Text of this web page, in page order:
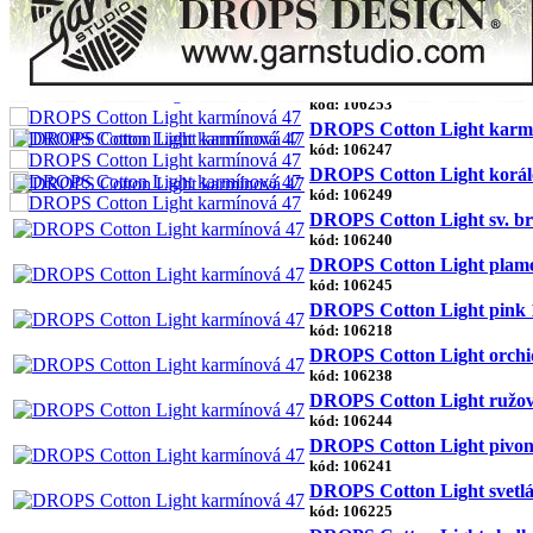
kód: 106236
DROPS Cotton Light
kód: 106235
DROPS Cotton Light
kód: 106253
DROPS Cotton Light
kód: 106247
DROPS Cotton Light
kód: 106249
DROPS Cotton Light sv.
kód: 106240
DROPS Cotton Light
kód: 106245
DROPS Cotton Light pink
kód: 106218
DROPS Cotton Light
kód: 106238
DROPS Cotton Light
kód: 106244
DROPS Cotton Light
kód: 106241
DROPS Cotton Light
kód: 106225